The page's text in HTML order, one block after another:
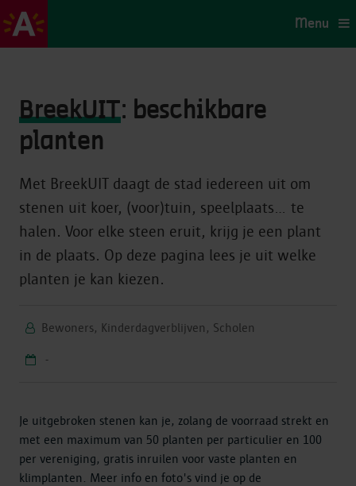
Menu
BreekUIT: beschikbare
planten
Met BreekUIT daagt de stad iedereen uit om
stenen uit koer, (voor)tuin, speelplaats... te
halen. Voor elke steen eruit, krijg je een plant
in de plaats. Op deze pagina lees je uit welke
planten je kan kiezen.
Bewoners, Kinderdagverblijven, Scholen
-
Je uitgebroken stenen kan je, zolang de voorraad strekt en
met een maximum van 50 planten per particulier en 100
per vereniging, gratis inruilen voor vaste planten en
klimplanten. Meer info en foto's vind je op de